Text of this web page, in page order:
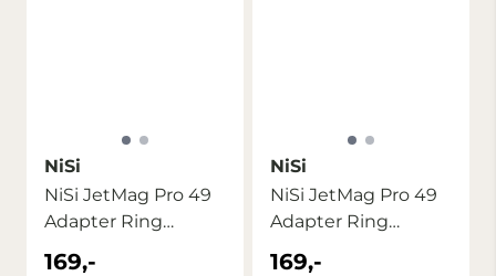
NiSi
NiSi JetMag Pro 49
Adapter Ring
49mm
169,-
NiSi
NiSi JetMag Pro 49
Adapter Ring
46mm
169,-